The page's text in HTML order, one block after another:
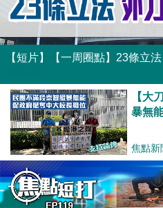
【短片】【一周圈點】23條立
【大
暴無
焦點新